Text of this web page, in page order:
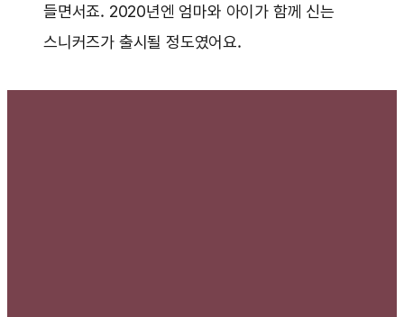
들면서죠. 2020년엔 엄마와 아이가 함께 신는
스니커즈가 출시될 정도였어요.